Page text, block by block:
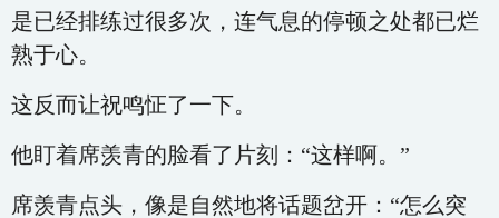
是已经排练过很多次，连气息的停顿之处都已烂
熟于心。
这反而让祝鸣怔了一下。
他盯着席羡青的脸看了片刻：“这样啊。”
席羡青点头，像是自然地将话题岔开：“怎么突